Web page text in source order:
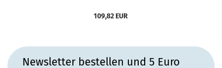
109,82 EUR
Newsletter bestellen und 5 Euro